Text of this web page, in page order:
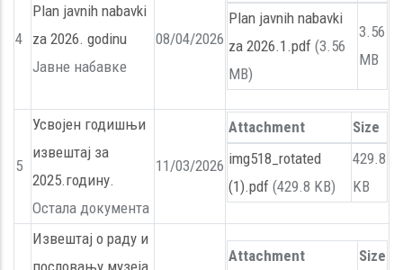
4
Plan javnih nabavki
za 2026. godinu
Јавне набавке
08/04/2026
Plan javnih nabavki
za 2026.1.pdf (3.56
MB)
3.56
MB
5
Усвојен годишњи
извештај за
2025.годину.
Остала документа
11/03/2026
Attachment
Size
img518_rotated
(1).pdf (429.8 KB)
429.8
KB
Извештај о раду и
пословању музеја
Attachment
Size